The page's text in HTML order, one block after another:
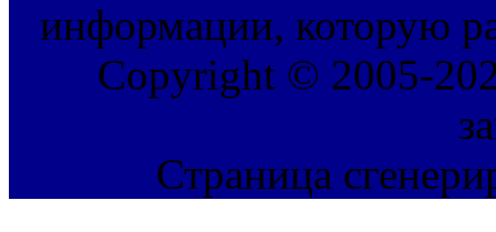
информации, которую
Copyright © 2005-
Страница